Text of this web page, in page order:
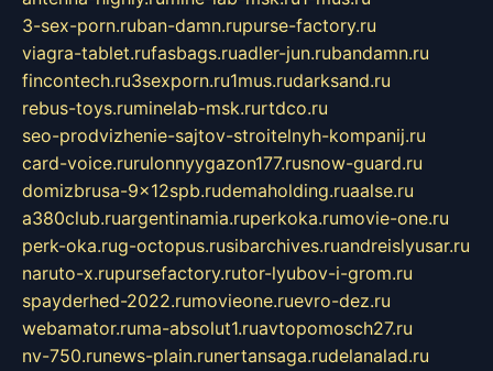
3-sex-porn.ruban-damn.rupurse-factory.ru
viagra-tablet.rufasbags.ruadler-jun.rubandamn.ru
fincontech.ru3sexporn.ru1mus.rudarksand.ru
rebus-toys.ruminelab-msk.rurtdco.ru
seo-prodvizhenie-sajtov-stroitelnyh-kompanij.ru
card-voice.rurulonnyygazon177.rusnow-guard.ru
domizbrusa-9x12spb.rudemaholding.ruaalse.ru
a380club.ruargentinamia.ruperkoka.rumovie-one.ru
perk-oka.rug-octopus.rusibarchives.ruandreislyusar.ru
naruto-x.rupursefactory.rutor-lyubov-i-grom.ru
spayderhed-2022.rumovieone.ruevro-dez.ru
webamator.ruma-absolut1.ruavtopomosch27.ru
nv-750.runews-plain.runertansaga.rudelanalad.ru